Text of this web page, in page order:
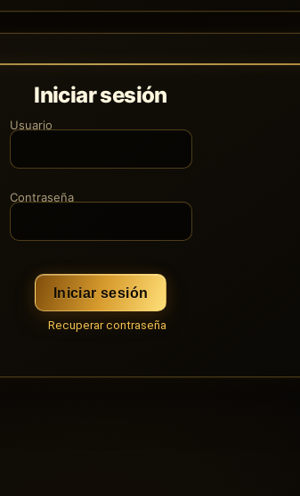
Iniciar sesión
Usuario
Contraseña
Iniciar sesión
Recuperar contraseña